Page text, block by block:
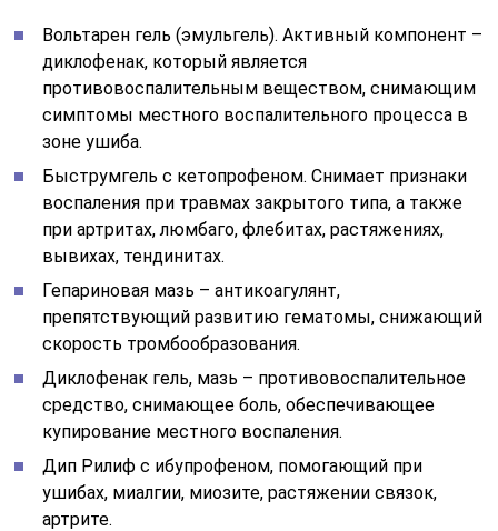
Вольтарен гель (эмульгель). Активный компонент –
диклофенак, который является
противовоспалительным веществом, снимающим
симптомы местного воспалительного процесса в
зоне ушиба.
Быструмгель с кетопрофеном. Снимает признаки
воспаления при травмах закрытого типа, а также
при артритах, люмбаго, флебитах, растяжениях,
вывихах, тендинитах.
Гепариновая мазь – антикоагулянт,
препятствующий развитию гематомы, снижающий
скорость тромбообразования.
Диклофенак гель, мазь – противовоспалительное
средство, снимающее боль, обеспечивающее
купирование местного воспаления.
Дип Рилиф с ибупрофеном, помогающий при
ушибах, миалгии, миозите, растяжении связок,
артрите.